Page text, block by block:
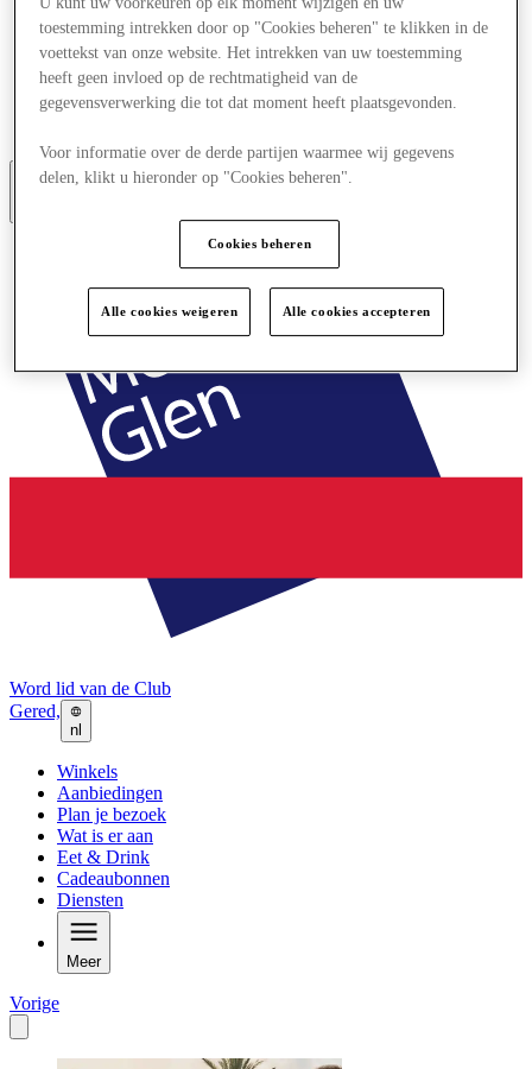
Aanbiedingen
Plan je bezoek
Eet & Drink
Cadeaubonnen
Word lid van de Club
Gered,
nl
Winkels
Aanbiedingen
Plan je bezoek
Wat is er aan
Eet & Drink
Cadeaubonnen
Diensten
Meer
Vorige
toestemming intrekken door op "Cookies beheren" te klikken in de
voettekst van onze website. Het intrekken van uw toestemming
heeft geen invloed op de rechtmatigheid van de
gegevensverwerking die tot dat moment heeft plaatsgevonden.
Voor informatie over de derde partijen waarmee wij gegevens
delen, klikt u hieronder op "Cookies beheren".
Cookies beheren
Alle cookies weigeren Alle cookies accepteren